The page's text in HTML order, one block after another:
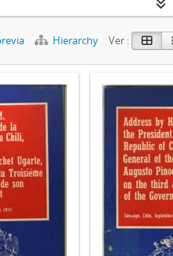
Hierarchy Ver :